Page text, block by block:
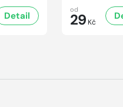
Detail
od
29 Kč